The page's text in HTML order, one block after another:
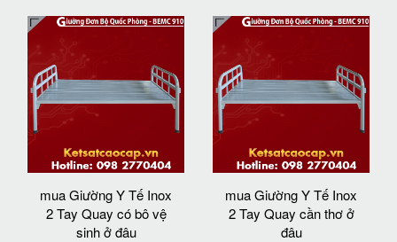
mua Giường Y Tế Inox
2 Tay Quay có bô vệ
sinh ở đâu
mua Giường Y Tế Inox
2 Tay Quay cần thơ ở
đâu